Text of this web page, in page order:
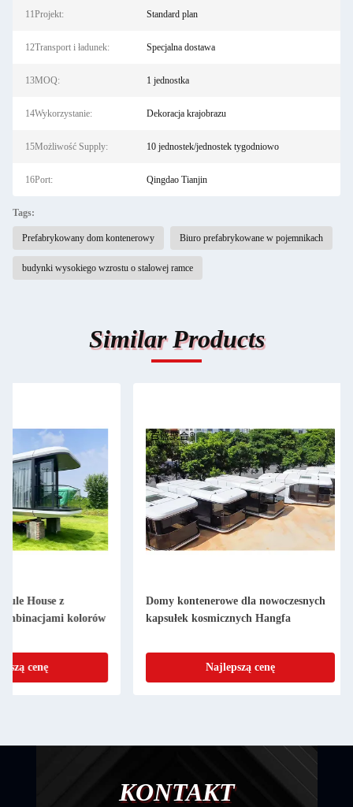
11Projekt: Standard plan
12Transport i ładunek: Specjalna dostawa
13MOQ: 1 jednostka
14Wykorzystanie: Dekoracja krajobrazu
15Możliwość Supply: 10 jednostek/jednostek tygodniowo
16Port: Qingdao Tianjin
Tags:
Prefabrykowany dom kontenerowy Biuro prefabrykowane w pojemnikach
budynki wysokiego wzrostu o stalowej ramce
Similar Products
Domy kontenerowe dla nowoczesnych
kapsułek kosmicznych Hangfa
Villa Container
Double Glazing
Houses Customized
Glass Mobile Space
KONTAKT